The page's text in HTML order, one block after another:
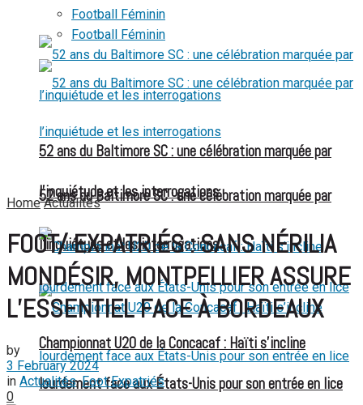
Football Féminin
52 ans du Baltimore SC : une célébration marquée par
l’inquiétude et les interrogations
Football Féminin
52 ans du Baltimore SC : une célébration marquée par
l’inquiétude et les interrogations
Championnat U20 de la Concacaf : Haïti s’incline
lourdement face aux États-Unis pour son entrée en lice
Home Actualités
FOOT/ EXPATRIÉS : SANS NÉRILIA
MONDÉSIR, MONTPELLIER ASSURE
L’ESSENTIEL FACE À BORDEAUX
by
3 February 2024
in Actualités,Foot Expatriés
0